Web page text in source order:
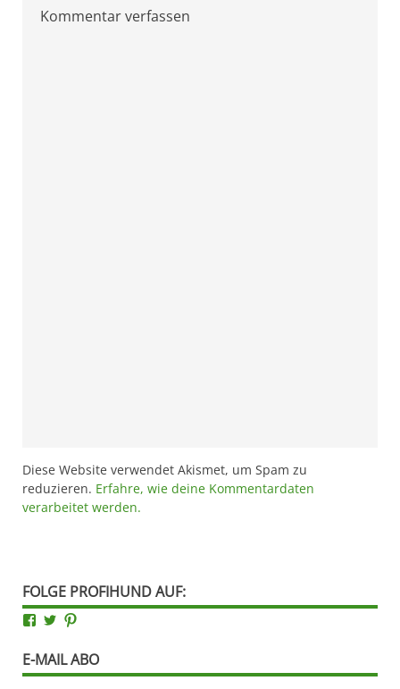
Kommentar verfassen
Diese Website verwendet Akismet, um Spam zu
reduzieren. Erfahre, wie deine Kommentardaten
verarbeitet werden.
FOLGE PROFIHUND AUF:
Facebook
Twitter
E-MAIL ABO